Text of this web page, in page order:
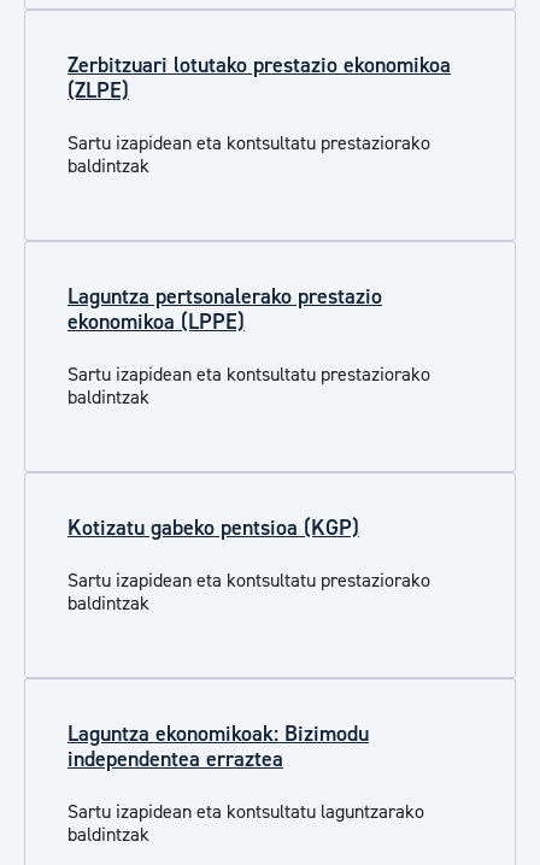
Zerbitzuari lotutako prestazio ekonomikoa
(ZLPE)
Sartu izapidean eta kontsultatu prestaziorako
baldintzak
Laguntza pertsonalerako prestazio
ekonomikoa (LPPE)
Sartu izapidean eta kontsultatu prestaziorako
baldintzak
Kotizatu gabeko pentsioa (KGP)
Sartu izapidean eta kontsultatu prestaziorako
baldintzak
Laguntza ekonomikoak: Bizimodu
independentea erraztea
Sartu izapidean eta kontsultatu laguntzarako
baldintzak